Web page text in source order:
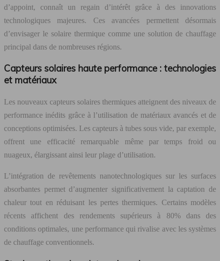
d’appoint, connaît un regain d’intérêt grâce à des innovations
technologiques majeures. Ces avancées permettent désormais
d’envisager le solaire thermique comme une solution de chauffage
principal dans de nombreuses régions.
Capteurs solaires haute performance : technologies
et matériaux
Les nouveaux capteurs solaires thermiques atteignent des niveaux de
performance inédits grâce à l’utilisation de matériaux avancés et de
conceptions optimisées. Les capteurs à tubes sous vide, par exemple,
offrent une efficacité remarquable même par temps froid ou
nuageux, élargissant ainsi leur plage d’utilisation.
L’intégration de revêtements nanotechnologiques sur les surfaces
absorbantes permet d’augmenter significativement la captation de
chaleur tout en réduisant les pertes thermiques. Certains modèles
récents affichent des rendements supérieurs à 80% dans des
conditions optimales, une performance qui rivalise avec les systèmes
de chauffage conventionnels.